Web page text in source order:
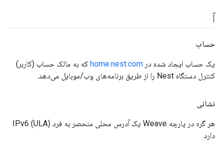
آ
حساب
یک حساب ایجاد شده در home.nest.com که به مالک حساب (کاربر)
کنترل دستگاه Nest را از طریق برنامه‌های وب/موبایل می‌دهد.
نشانی
هر گره در پارچه Weave یک آدرس محلی منحصر به فرد IPv6 (ULA)
دارد.